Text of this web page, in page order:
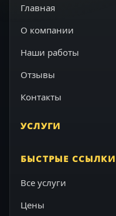
Главная
О компании
Наши работы
Отзывы
Контакты
УСЛУГИ
БЫСТРЫЕ ССЫЛКИ
Все услуги
Цены